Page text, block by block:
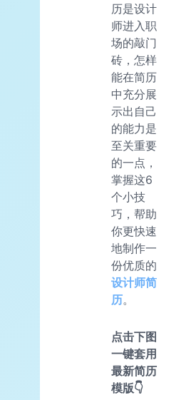
历是设计
师进入职
场的敲门
砖，怎样
能在简历
中充分展
示出自己
的能力是
至关重要
的一点，
掌握这6
个小技
巧，帮助
你更快速
地制作一
份优质的
设计师简
历。
点击下图
一键套用
最新简历
模版👇